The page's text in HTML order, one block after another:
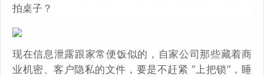
拍桌子？
现在信息泄露跟家常便饭似的，自家公司那些藏着商
业机密、客户隐私的文件，要是不赶紧 “上把锁”，睡